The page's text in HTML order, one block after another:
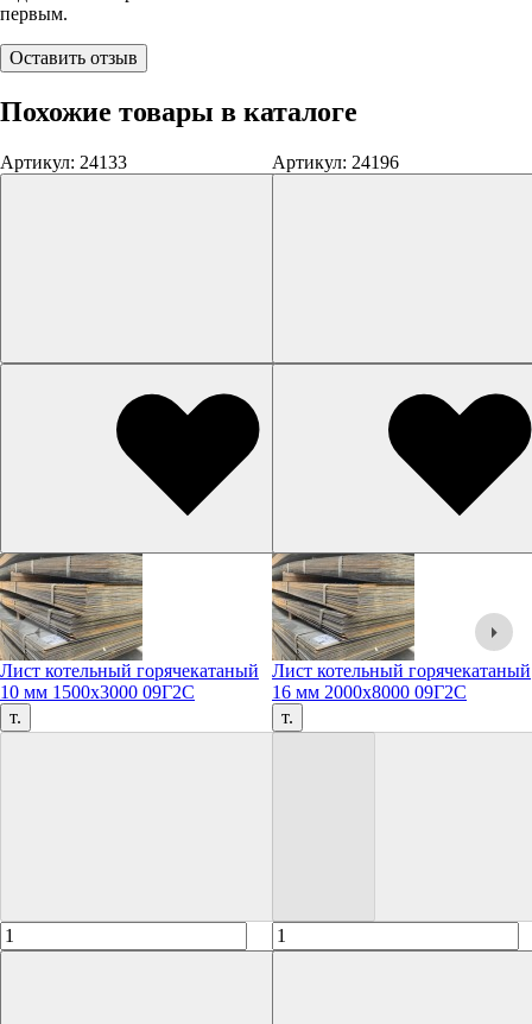
первым.
Оставить отзыв
Похожие товары в каталоге
Артикул: 24133
Лист котельный горячекатаный
10 мм 1500х3000 09Г2С
т.
Артикул: 24196
Лист котельный горячекатаный
16 мм 2000х8000 09Г2С
т.